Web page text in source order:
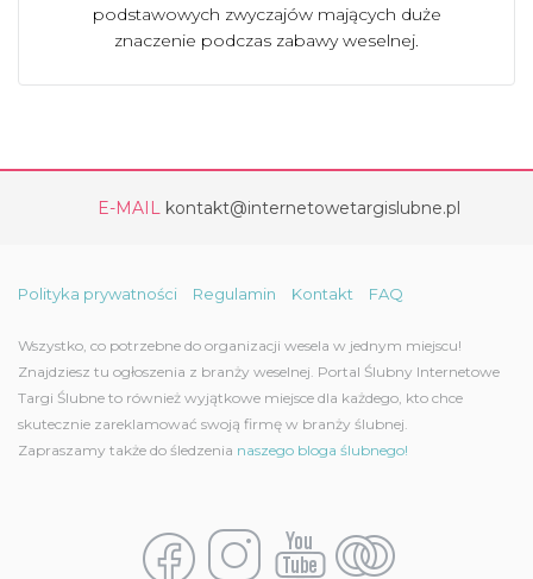
podstawowych zwyczajów mających duże
znaczenie podczas zabawy weselnej.
E-MAIL kontakt@internetowetargislubne.pl
Polityka prywatności Regulamin Kontakt FAQ
Wszystko, co potrzebne do organizacji wesela w jednym miejscu!
Znajdziesz tu ogłoszenia z branży weselnej. Portal Ślubny Internetowe
Targi Ślubne to również wyjątkowe miejsce dla każdego, kto chce
skutecznie zareklamować swoją firmę w branży ślubnej.
Zapraszamy także do śledzenia naszego bloga ślubnego!